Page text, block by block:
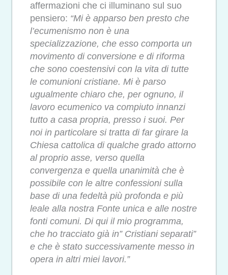
affermazioni che ci illuminano sul suo
pensiero: “Mi è apparso ben presto che
l’ecumenismo non è una
specializzazione, che esso comporta un
movimento di conversione e di riforma
che sono coestensivi con la vita di tutte
le comunioni cristiane. Mi è parso
ugualmente chiaro che, per ognuno, il
lavoro ecumenico va compiuto innanzi
tutto a casa propria, presso i suoi. Per
noi in particolare si tratta di far girare la
Chiesa cattolica di qualche grado attorno
al proprio asse, verso quella
convergenza e quella unanimità che è
possibile con le altre confessioni sulla
base di una fedeltà più profonda e più
leale alla nostra Fonte unica e alle nostre
fonti comuni. Di qui il mio programma,
che ho tracciato già in” Cristianiseparati”
e che è stato successivamente messo in
opera in altri miei lavori.”